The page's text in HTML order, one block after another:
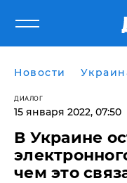
Новости
ДИАЛОГ
15 января 2022, 07:50
В Украине
чем это